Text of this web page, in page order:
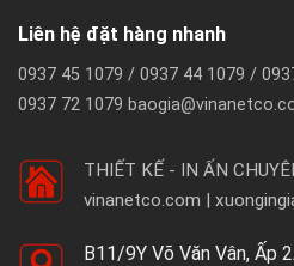
Liên hệ đặt hàng nhanh
0937 45 1079 / 0937 44 1079 /
0937 72 1079
THIẾT KẾ - IN ẤN
vinanetco.com |
B11/9Y Võ Văn Vân, Ấp